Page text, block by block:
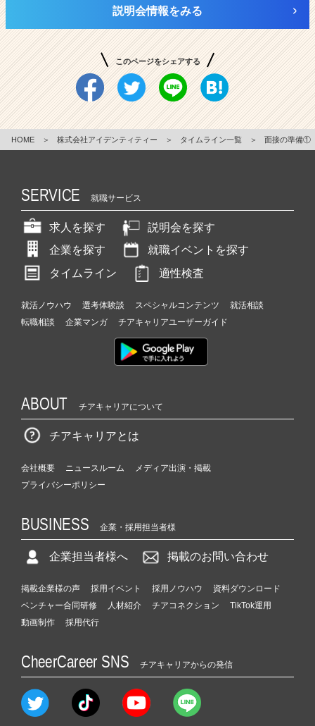
説明会情報をみる
このページをシェアする
HOME ＞ 株式会社アイデンティティー ＞ タイムライン一覧 ＞ 面接の準備①
SERVICE 就職サービス
求人を探す
説明会を探す
企業を探す
就職イベントを探す
タイムライン
適性検査
就活ノウハウ 選考体験談 スペシャルコンテンツ
就活相談
転職相談
企業マンガ チアキャリアユーザーガイド
ABOUT チアキャリアについて
チアキャリアとは
会社概要 ニュースルーム
メディア出演・掲載
プライバシーポリシー
BUSINESS 企業・採用担当者様
企業担当者様へ 掲載のお問い合わせ
掲載企業様の声 採用イベント 採用ノウハウ
資料ダウンロード
ベンチャー合同研修
人材紹介 チアコネクション
TikTok運用
動画制作
採用代行
CheerCareer SNS チアキャリアからの発信